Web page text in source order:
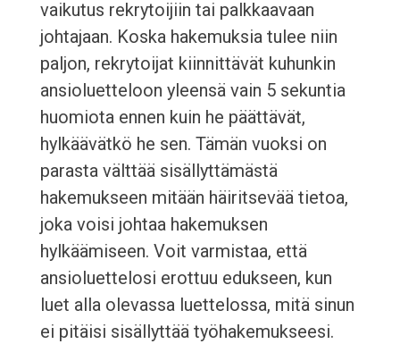
vaikutus rekrytoijiin tai palkkaavaan
johtajaan. Koska hakemuksia tulee niin
paljon, rekrytoijat kiinnittävät kuhunkin
ansioluetteloon yleensä vain 5 sekuntia
huomiota ennen kuin he päättävät,
hylkäävätkö he sen. Tämän vuoksi on
parasta välttää sisällyttämästä
hakemukseen mitään häiritsevää tietoa,
joka voisi johtaa hakemuksen
hylkäämiseen. Voit varmistaa, että
ansioluettelosi erottuu edukseen, kun
luet alla olevassa luettelossa, mitä sinun
ei pitäisi sisällyttää työhakemukseesi.